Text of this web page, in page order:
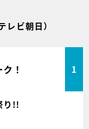
レビ朝日）
！ 1
り!!